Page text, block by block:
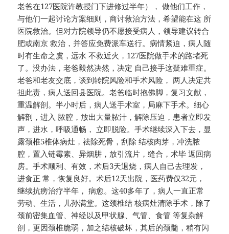
老爸在127医院许教授门下进修过半年）， 做他们工作，
与他们一起讨论方案细则，商讨救治方法，希望能在这 所
医院救治。但对方院领导仍不愿接受病人，领导建议转合
肥或南京 救治，并答应免费派车送行。病情紧迫，病人随
时有生命之虞，远水 不救近火，127医院做手术的路堵死
了。没办法，老爸毅然决然，决定 自己接手这疑难重症。
老爸和老友交底，谈到转院风险和手术风险， 两人决定共
担此责，病人送回县医院。老爸临时抱佛脚，复习文献，
重温解剖。半小时后，病人送手术室，局麻下手术。细心
解剖，进入 脓腔，放出大量脓汁，解除压迫，患者立即发
声，进水，呼吸通畅， 立即脱险。手术继续深入下去，显
露颈椎5椎体病灶，祛除死骨，刮除 结核肉芽，冲洗脓
腔，置入链霉素、异烟肼，放引流片，缝合，术毕 返回病
房。手术顺利、有效，术后3天退烧，病人自己去理发，
进食正 常，恢复良好。术后12天出院，医药费仅32元，
继续抗痨治疗半年， 病愈。这40多年了，病人一直正常
劳动、生活，儿孙满堂。这颈椎结 核病灶清除手术，除了
颈前密集血管、神经以及甲状腺、气管、食管 等复杂解
剖，更因颈椎脆弱，加之结核破坏，其后的颈髓，稍有闪